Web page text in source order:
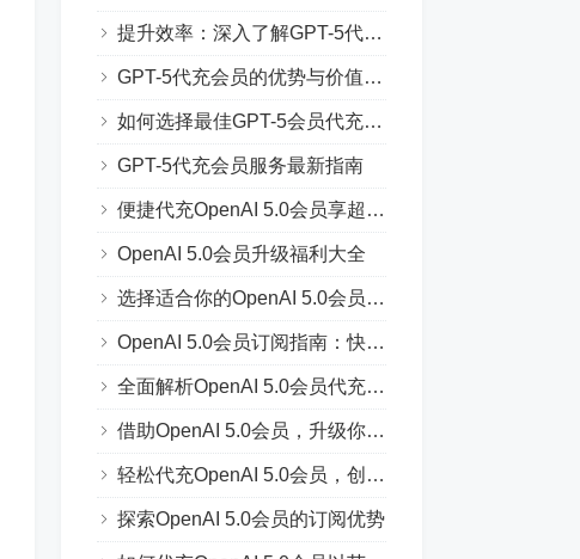
提升效率：深入了解GPT-5代充会员功能
GPT-5代充会员的优势与价值解析
如何选择最佳GPT-5会员代充方案
GPT-5代充会员服务最新指南
便捷代充OpenAI 5.0会员享超值服务
OpenAI 5.0会员升级福利大全
选择适合你的OpenAI 5.0会员代充方案
OpenAI 5.0会员订阅指南：快速上手
全面解析OpenAI 5.0会员代充流程
借助OpenAI 5.0会员，升级你的AI能力
轻松代充OpenAI 5.0会员，创新体验
探索OpenAI 5.0会员的订阅优势